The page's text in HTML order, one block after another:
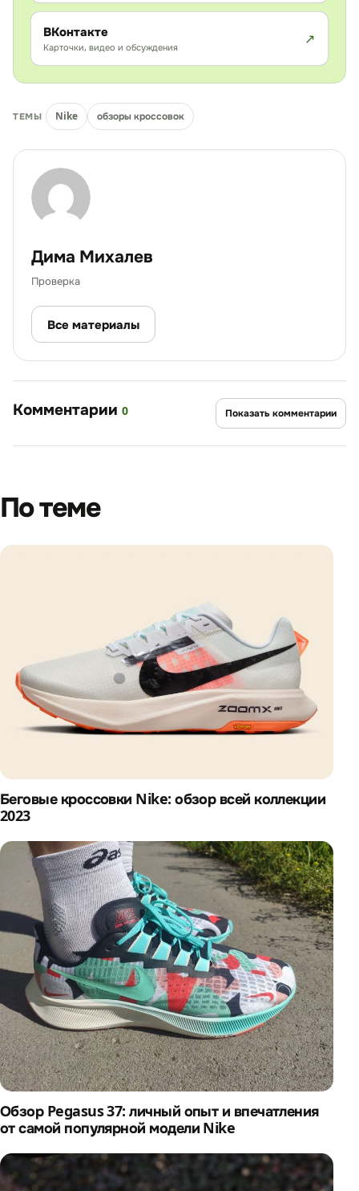
ВКонтакте
Карточки, видео и обсуждения
ТЕМЫ Nike обзоры кроссовок
Дима Михалев
Проверка
Все материалы
Комментарии 0 Показать комментарии
По теме
Беговые кроссовки Nike: обзор всей коллекции
2023
Обзор Pegasus 37: личный опыт и впечатления
от самой популярной модели Nike